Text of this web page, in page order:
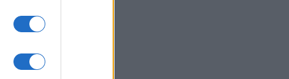
Γερμανικά ΜΜΕ: Πυρομαχικά
μετέφερε το ουκρανικό αεροσκάφος
ΑΜΥΝΑ